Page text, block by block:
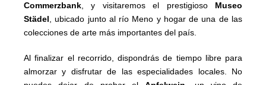
Commerzbank, y visitaremos el prestigioso Museo
Städel, ubicado junto al río Meno y hogar de una de las
colecciones de arte más importantes del país.
Al finalizar el recorrido, dispondrás de tiempo libre para
almorzar y disfrutar de las especialidades locales. No